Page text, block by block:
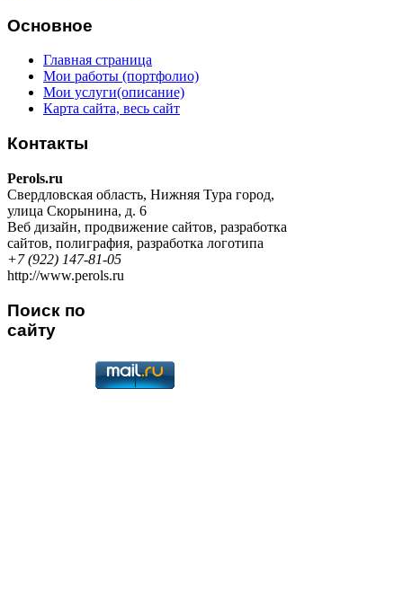
Основное
Главная страница
Мои работы (портфолио)
Мои услуги(описание)
Карта сайта, весь сайт
Контакты
Perols.ru
Свердловская область, Нижняя Тура город,
улица Скорынина, д. 6
Веб дизайн, продвижение сайтов, разработка
сайтов, полиграфия, разработка логотипа
+7 (922) 147-81-05
http://www.perols.ru
Поиск по
сайту